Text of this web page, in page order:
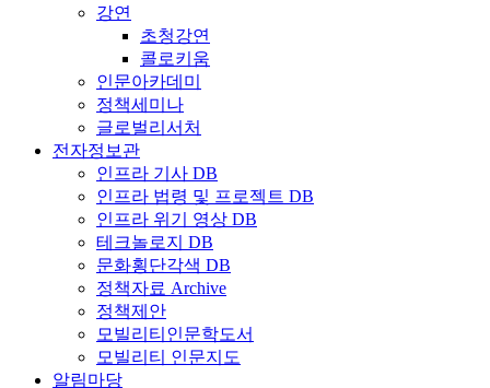
강연
초청강연
콜로키움
인문아카데미
정책세미나
글로벌리서처
전자정보관
인프라 기사 DB
인프라 법령 및 프로젝트 DB
인프라 위기 영상 DB
테크놀로지 DB
문화횡단각색 DB
정책자료 Archive
정책제안
모빌리티인문학도서
모빌리티 인문지도
알림마당